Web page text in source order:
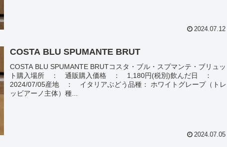
2024.07.12
COSTA BLU SPUMANTE BRUT
COSTA BLU SPUMANTE BRUTコスタ・ブル・スプマンテ・ブリュッ
ト購入場所 ： 通販購入価格 ： 1,180円(税別)飲んだ日 ：
2024/07/05産地 ： イタリアぶどう品種： ホワイトグレープ（トレ
ッビアーノ主体）種...
2024.07.05